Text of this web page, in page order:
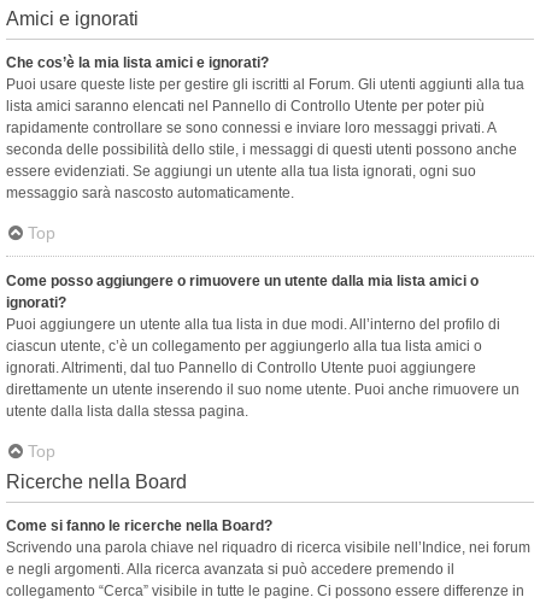
Amici e ignorati
Che cos’è la mia lista amici e ignorati?
Puoi usare queste liste per gestire gli iscritti al Forum. Gli utenti aggiunti alla tua
lista amici saranno elencati nel Pannello di Controllo Utente per poter più
rapidamente controllare se sono connessi e inviare loro messaggi privati. A
seconda delle possibilità dello stile, i messaggi di questi utenti possono anche
essere evidenziati. Se aggiungi un utente alla tua lista ignorati, ogni suo
messaggio sarà nascosto automaticamente.
Top
Come posso aggiungere o rimuovere un utente dalla mia lista amici o
ignorati?
Puoi aggiungere un utente alla tua lista in due modi. All’interno del profilo di
ciascun utente, c’è un collegamento per aggiungerlo alla tua lista amici o
ignorati. Altrimenti, dal tuo Pannello di Controllo Utente puoi aggiungere
direttamente un utente inserendo il suo nome utente. Puoi anche rimuovere un
utente dalla lista dalla stessa pagina.
Top
Ricerche nella Board
Come si fanno le ricerche nella Board?
Scrivendo una parola chiave nel riquadro di ricerca visibile nell’Indice, nei forum
e negli argomenti. Alla ricerca avanzata si può accedere premendo il
collegamento “Cerca” visibile in tutte le pagine. Ci possono essere differenze in